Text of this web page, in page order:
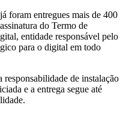
foram entregues mais de 400
do Termo de
entidade responsável pelo
para o digital em todo
de instalação
e a entrega segue até